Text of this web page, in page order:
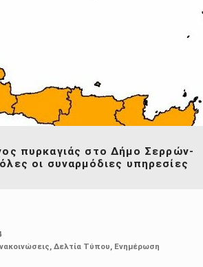
πυρκαγιάς στο Δήμο Σερρών-
οι συναρμόδιες υπηρεσίες
Δελτία Τύπου Ενημέρωση